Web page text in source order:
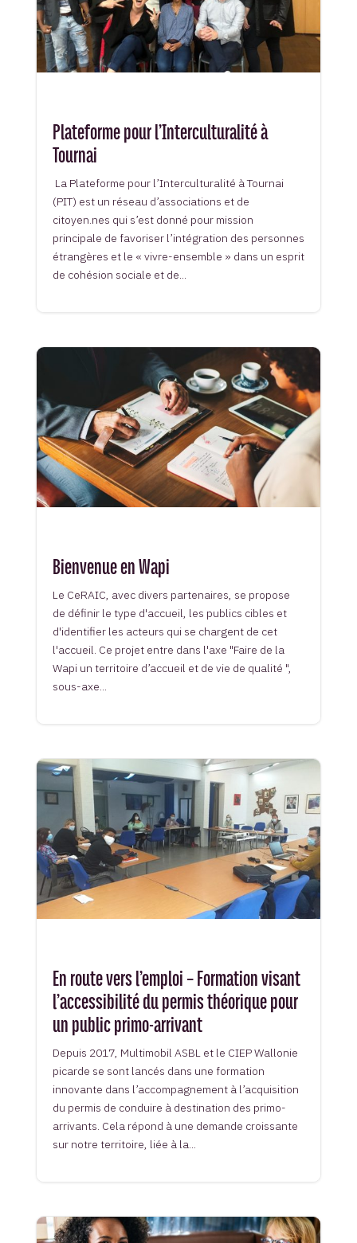
Plateforme pour l’Interculturalité à
Tournai
La Plateforme pour l’Interculturalité à Tournai
(PIT) est un réseau d’associations et de
citoyen.nes qui s’est donné pour mission
principale de favoriser l’intégration des personnes
étrangères et le « vivre-ensemble » dans un esprit
de cohésion sociale et de...
Bienvenue en Wapi
Le CeRAIC, avec divers partenaires, se propose
de définir le type d'accueil, les publics cibles et
d'identifier les acteurs qui se chargent de cet
l'accueil. Ce projet entre dans l'axe "Faire de la
Wapi un territoire d’accueil et de vie de qualité ",
sous-axe...
En route vers l’emploi – Formation visant
l’accessibilité du permis théorique pour
un public primo-arrivant
Depuis 2017, Multimobil ASBL et le CIEP Wallonie
picarde se sont lancés dans une formation
innovante dans l’accompagnement à l’acquisition
du permis de conduire à destination des primo-
arrivants. Cela répond à une demande croissante
sur notre territoire, liée à la...